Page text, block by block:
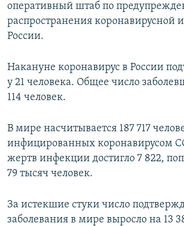
оперативный штаб по
распространения коронавирусной
России.
Накануне коронавирус в России
у 21 человека. Общее число
114 человек.
В мире насчитывается 187 717
инфицированных коронавирусом
жертв инфекции достигло 7 822,
79 тысяч человек.
За истекшие стуки число
заболевания в мире выросло на 13